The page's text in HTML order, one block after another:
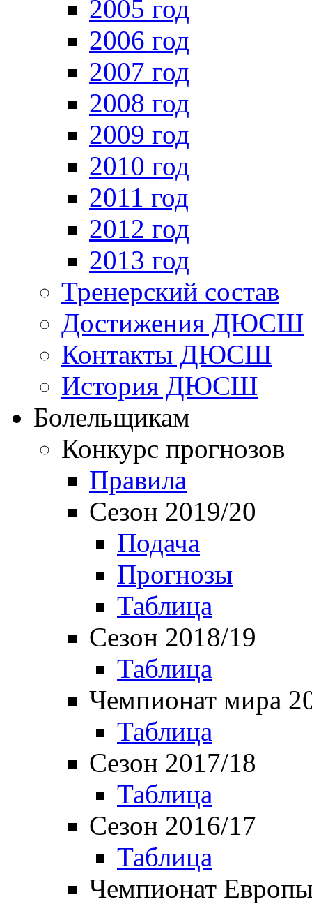
2005 год
2006 год
2007 год
2008 год
2009 год
2010 год
2011 год
2012 год
2013 год
Тренерский состав
Достижения ДЮСШ
Контакты ДЮСШ
История ДЮСШ
Болельщикам
Конкурс прогнозов
Правила
Сезон 2019/20
Подача
Прогнозы
Таблица
Сезон 2018/19
Таблица
Чемпионат мира
Таблица
Сезон 2017/18
Таблица
Сезон 2016/17
Таблица
Чемпионат